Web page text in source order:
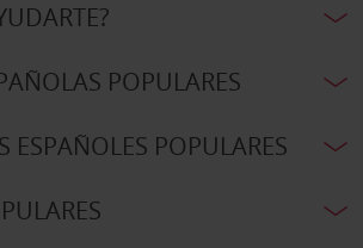
POPULARES
ESPAÑOLES POPULARES